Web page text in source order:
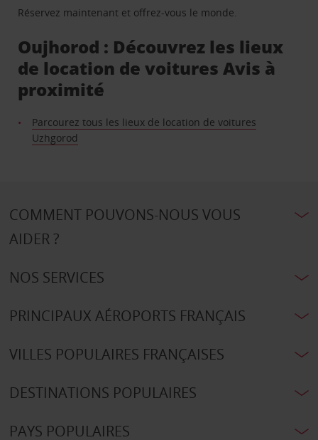
Réservez maintenant et offrez-vous le monde.
Oujhorod : Découvrez les lieux
de location de voitures Avis à
proximité
Parcourez tous les lieux de location de voitures
Uzhgorod
COMMENT POUVONS-NOUS VOUS
AIDER ?
NOS SERVICES
PRINCIPAUX AÉROPORTS FRANÇAIS
VILLES POPULAIRES FRANÇAISES
DESTINATIONS POPULAIRES
PAYS POPULAIRES